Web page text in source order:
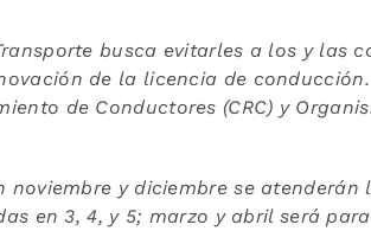
busca evitarles a los y las
de la licencia de
de Conductores (CRC) y
noviembre y diciembre se
en 3, 4, y 5; marzo y abril será